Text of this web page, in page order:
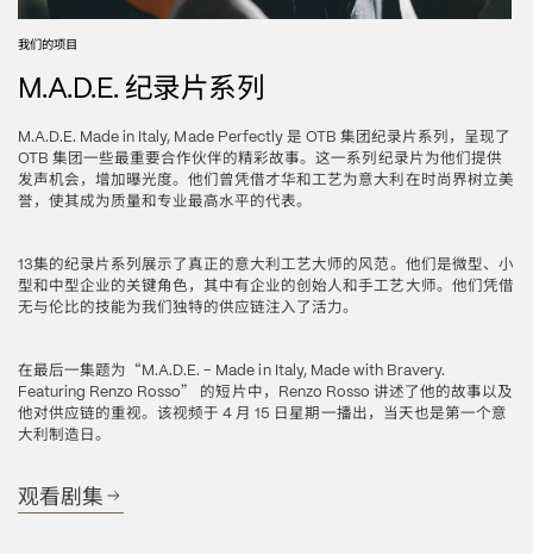
我们的项目
M.A.D.E. 纪录片系列
M.A.D.E. Made in Italy, Made Perfectly 是 OTB 集团纪录片系列，呈现了
OTB 集团一些最重要合作伙伴的精彩故事。这一系列纪录片为他们提供
发声机会，增加曝光度。他们曾凭借才华和工艺为意大利在时尚界树立美
誉，使其成为质量和专业最高水平的代表。
13集的纪录片系列展示了真正的意大利工艺大师的风范。他们是微型、小
型和中型企业的关键角色，其中有企业的创始人和手工艺大师。他们凭借
无与伦比的技能为我们独特的供应链注入了活力。
在最后一集题为“M.A.D.E. - Made in Italy, Made with Bravery.
Featuring Renzo Rosso” 的短片中， Renzo Rosso 讲述了他的故事以及
他对供应链的重视。该视频于 4 月 15 日星期一播出，当天也是第一个意
大利制造日。
观看剧集